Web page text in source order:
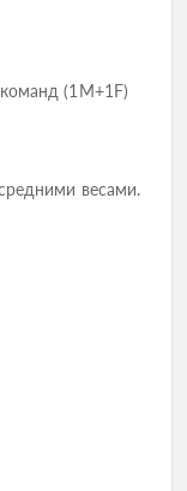
(1M+1F)
весами.